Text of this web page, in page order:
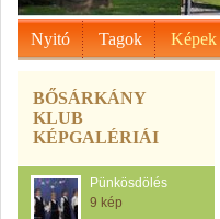
Nyitó Tagok Képek
BŐSÁRKÁNY
KLUB
KÉPGALÉRIÁI
Pünkösdölés
9 kép